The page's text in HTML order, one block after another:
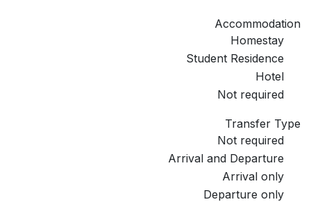
Accommodation
Homestay
Student Residence
Hotel
Not required
Transfer Type
Not required
Arrival and Departure
Arrival only
Departure only